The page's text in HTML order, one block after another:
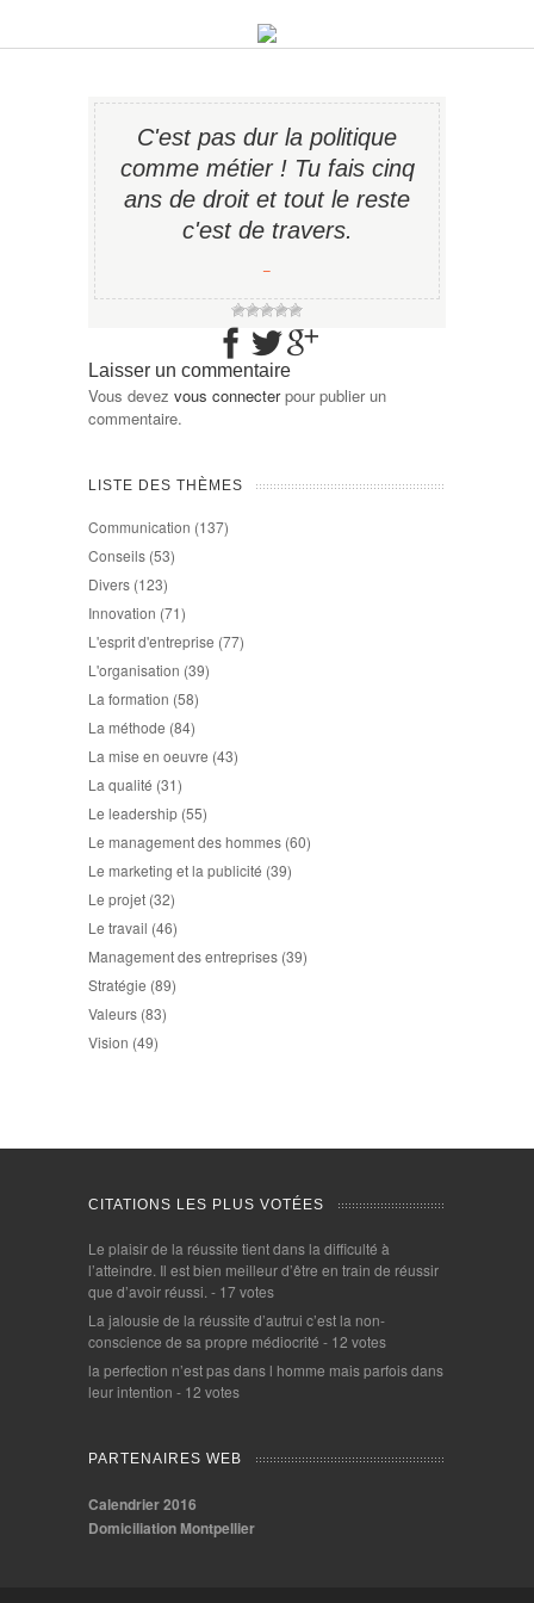
C'est pas dur la politique
comme métier ! Tu fais cinq
ans de droit et tout le reste
c'est de travers.
−
Laisser un commentaire
Vous devez vous connecterpour publier un
commentaire.
LISTE DES THÈMES
Communication (137)
Conseils (53)
Divers (123)
Innovation (71)
L'esprit d'entreprise (77)
L'organisation (39)
La formation (58)
La méthode (84)
La mise en oeuvre (43)
La qualité (31)
Le leadership (55)
Le management des hommes (60)
Le marketing et la publicité (39)
Le projet (32)
Le travail (46)
Management des entreprises (39)
Stratégie (89)
Valeurs (83)
Vision (49)
CITATIONS LES PLUS VOTÉES
Le plaisir de la réussite tient dans la difficulté à
l’atteindre. Il est bien meilleur d’être en train de réussir
que d’avoir réussi. - 17 votes
La jalousie de la réussite d’autrui c’est la non-
conscience de sa propre médiocrité - 12 votes
la perfection n’est pas dans l homme mais parfois dans
leur intention - 12 votes
PARTENAIRES WEB
Calendrier 2016
Domiciliation Montpellier